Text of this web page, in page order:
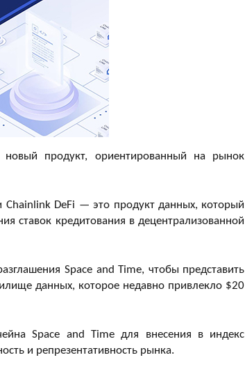
новый продукт, ориентированный на рынок
DeFi — это продукт данных, который
ставок кредитования в децентрализованной
Space and Time, чтобы представить
данных, которое недавно привлекло $20
Space and Time для внесения в индекс
и репрезентативность рынка.